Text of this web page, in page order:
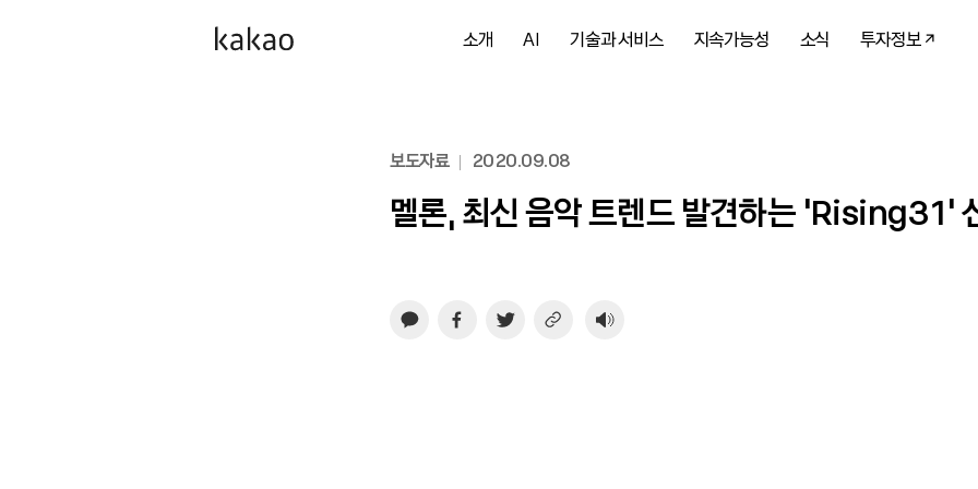
소개 AI 기술과 서비스 지속가능성 소식 투자정보
보도자료 2020.09.08
멜론, 최신 음악 트렌드 발견하는 ‘Rising31’